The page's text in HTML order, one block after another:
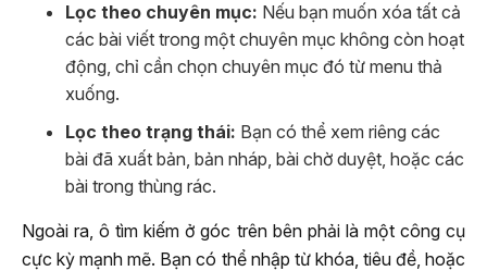
Lọc theo chuyên mục: Nếu bạn muốn xóa tất cả
các bài viết trong một chuyên mục không còn hoạt
động, chỉ cần chọn chuyên mục đó từ menu thả
xuống.
Lọc theo trạng thái: Bạn có thể xem riêng các
bài đã xuất bản, bản nháp, bài chờ duyệt, hoặc các
bài trong thùng rác.
Ngoài ra, ô tìm kiếm ở góc trên bên phải là một công cụ
cực kỳ mạnh mẽ. Bạn có thể nhập từ khóa, tiêu đề, hoặc